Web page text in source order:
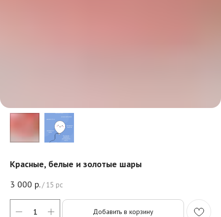
Красные, белые и золотые шары
3 000 р./ 15 pc
Добавить в корзину